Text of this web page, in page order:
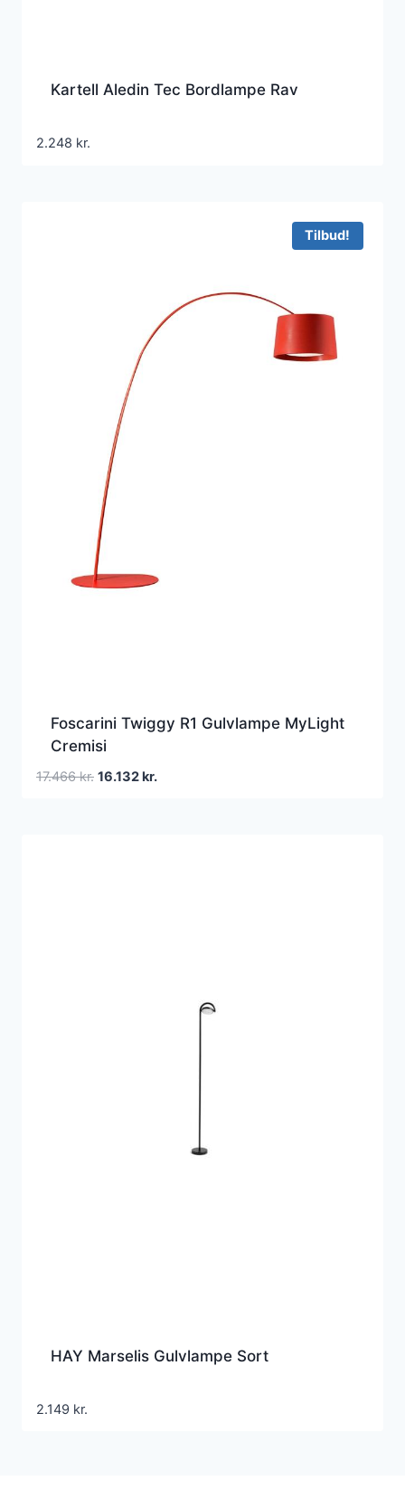
Kartell Aledin Tec Bordlampe Rav
2.248 kr.
Tilbud!
Foscarini Twiggy R1 Gulvlampe MyLight
Cremisi
17.466kr. Den
16.132kr.
HAY Marselis Gulvlampe Sort
2.149 kr.